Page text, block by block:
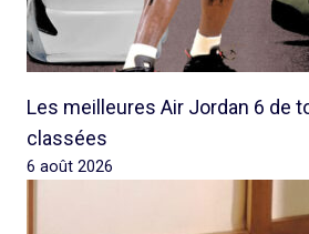
Les meilleures Air Jordan 6 de
classées
6 août 2026